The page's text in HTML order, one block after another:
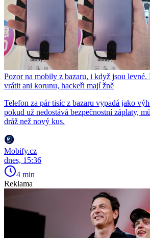
Pozor na mobily z bazaru, i když jsou levné.
vrátit ani korunu, hackeři mají žně
Telefon za pár tisíc z bazaru vypadá jako
pokud už nedostává bezpečnostní záplaty,
dráž než nový kus.
Mobify.cz
dnes, 15:36
4 min
Reklama